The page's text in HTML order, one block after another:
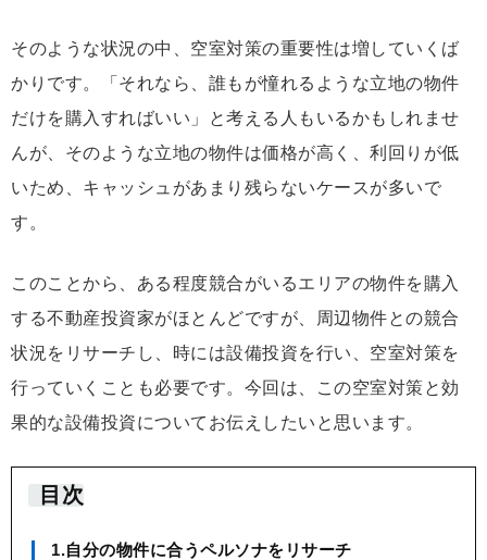
そのような状況の中、空室対策の重要性は増していくば
かりです。「それなら、誰もが憧れるような立地の物件
だけを購入すればいい」と考える人もいるかもしれませ
んが、そのような立地の物件は価格が高く、利回りが低
いため、キャッシュがあまり残らないケースが多いで
す。
このことから、ある程度競合がいるエリアの物件を購入
する不動産投資家がほとんどですが、周辺物件との競合
状況をリサーチし、時には設備投資を行い、空室対策を
行っていくことも必要です。今回は、この空室対策と効
果的な設備投資についてお伝えしたいと思います。
目次
1.自分の物件に合うペルソナをリサーチ